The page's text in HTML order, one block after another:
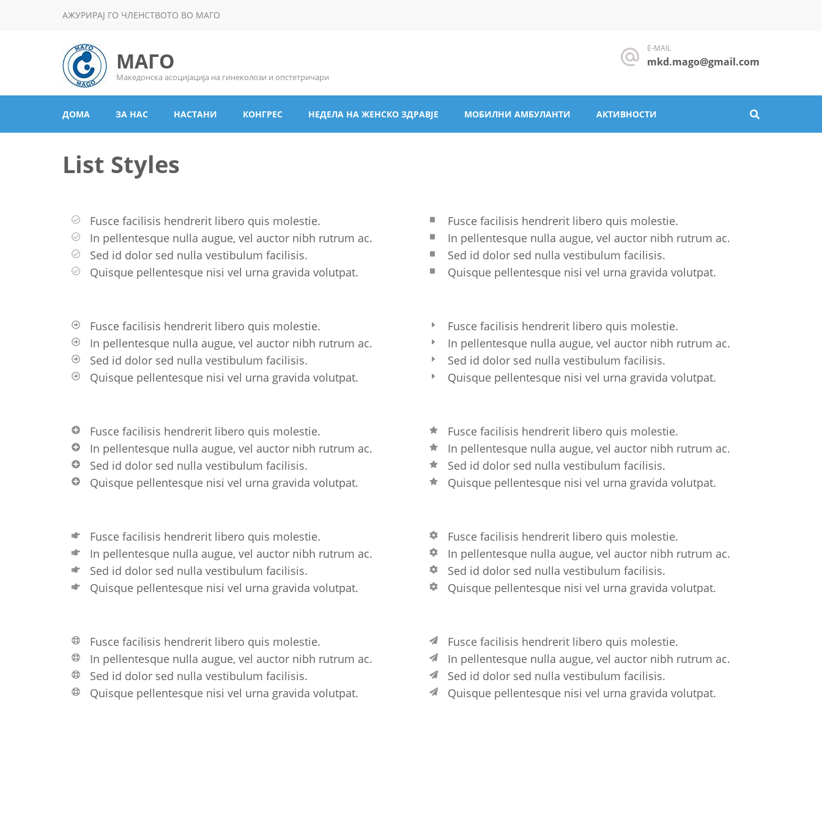
АЖУРИРАЈ ГО ЧЛЕНСТВОТО ВО МАГО
МАГО
Македонска асоцијација на гинеколози и опстетричари
E-MAIL
mkd.mago@gmail.com
ДОМА ЗА НАС НАСТАНИ КОНГРЕС НЕДЕЛА НА ЖЕНСКО ЗДРАВЈЕ МОБИЛНИ АМБУЛАНТИ АКТИВНОСТИ
List Styles
Fusce facilisis hendrerit libero quis molestie.
In pellentesque nulla augue, vel auctor nibh rutrum ac.
Sed id dolor sed nulla vestibulum facilisis.
Quisque pellentesque nisi vel urna gravida volutpat.
Fusce facilisis hendrerit libero quis molestie.
In pellentesque nulla augue, vel auctor nibh rutrum ac.
Sed id dolor sed nulla vestibulum facilisis.
Quisque pellentesque nisi vel urna gravida volutpat.
Fusce facilisis hendrerit libero quis molestie.
In pellentesque nulla augue, vel auctor nibh rutrum ac.
Sed id dolor sed nulla vestibulum facilisis.
Quisque pellentesque nisi vel urna gravida volutpat.
Fusce facilisis hendrerit libero quis molestie.
In pellentesque nulla augue, vel auctor nibh rutrum ac.
Sed id dolor sed nulla vestibulum facilisis.
Quisque pellentesque nisi vel urna gravida volutpat.
Fusce facilisis hendrerit libero quis molestie.
In pellentesque nulla augue, vel auctor nibh rutrum ac.
Sed id dolor sed nulla vestibulum facilisis.
Quisque pellentesque nisi vel urna gravida volutpat.
Fusce facilisis hendrerit libero quis molestie.
In pellentesque nulla augue, vel auctor nibh rutrum ac.
Sed id dolor sed nulla vestibulum facilisis.
Quisque pellentesque nisi vel urna gravida volutpat.
Fusce facilisis hendrerit libero quis molestie.
In pellentesque nulla augue, vel auctor nibh rutrum ac.
Sed id dolor sed nulla vestibulum facilisis.
Quisque pellentesque nisi vel urna gravida volutpat.
Fusce facilisis hendrerit libero quis molestie.
In pellentesque nulla augue, vel auctor nibh rutrum ac.
Sed id dolor sed nulla vestibulum facilisis.
Quisque pellentesque nisi vel urna gravida volutpat.
Fusce facilisis hendrerit libero quis molestie.
In pellentesque nulla augue, vel auctor nibh rutrum ac.
Sed id dolor sed nulla vestibulum facilisis.
Quisque pellentesque nisi vel urna gravida volutpat.
Fusce facilisis hendrerit libero quis molestie.
In pellentesque nulla augue, vel auctor nibh rutrum ac.
Sed id dolor sed nulla vestibulum facilisis.
Quisque pellentesque nisi vel urna gravida volutpat.